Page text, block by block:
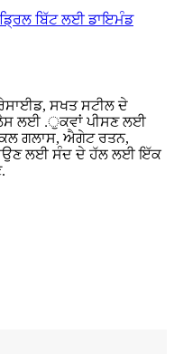
ਸਖਤ ਸਟੀਲ ਦੇ
ਲਈ .ੁਕਵਾਂ ਪੀਸਣ ਲਈ
ਗਲਾਸ, ਐਗੇਟ ਰਤਨ,
ਲਈ ਸੰਦ ਦੇ ਹੱਲ ਲਈ ਇੱਕ